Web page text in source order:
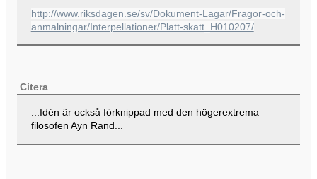
http://www.riksdagen.se/sv/Dokument-Lagar/Fragor-och-
anmalningar/Interpellationer/Platt-skatt_H010207/
Citera
...Idén är också förknippad med den högerextrema
filosofen Ayn Rand...